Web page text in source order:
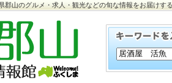
郡山のグルメ・求人・観光などの旬な情報をお届けす